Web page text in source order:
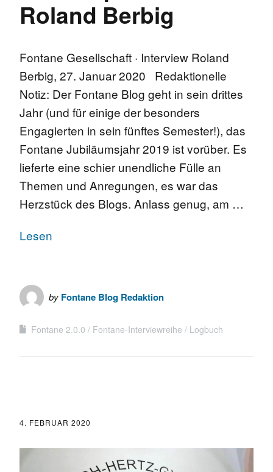
Roland Berbig
Fontane Gesellschaft · Interview Roland
Berbig, 27. Januar 2020 Redaktionelle
Notiz: Der Fontane Blog geht in sein drittes
Jahr (und für einige der besonders
Engagierten in sein fünftes Semester!), das
Fontane Jubiläumsjahr 2019 ist vorüber. Es
lieferte eine schier unendliche Fülle an
Themen und Anregungen, es war das
Herzstück des Blogs. Anlass genug, am …
Lesen
by Fontane Blog Redaktion
Fontane 2.0.0 Fontane-Interviewreihe Logbuch
4. FEBRUAR 2020